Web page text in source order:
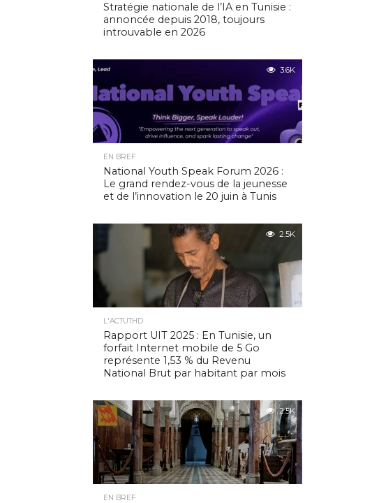
Stratégie nationale de l’IA en Tunisie :
annoncée depuis 2018, toujours
introuvable en 2026
3.6K
EN BREF
National Youth Speak Forum 2026 :
Le grand rendez-vous de la jeunesse
et de l’innovation le 20 juin à Tunis
2.5K
L'ACTUTHD
Rapport UIT 2025 : En Tunisie, un
forfait Internet mobile de 5 Go
représente 1,53 % du Revenu
National Brut par habitant par mois
2.5K
EN BREF